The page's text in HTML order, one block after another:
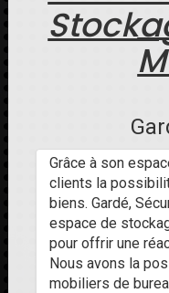
Grâce à son
clients la
biens. Gardé,
espace de
pour offrir une
Nous avons la
mobiliers de